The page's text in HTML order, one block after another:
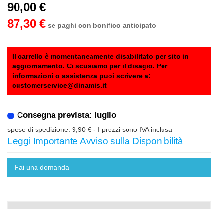
90,00 €
87,30 € se paghi con bonifico anticipato
Il carrello è momentaneamente disabilitato per sito in
aggiornamento. Ci scusiamo per il disagio. Per
informazioni o assistenza puoi scrivere a:
customerservice@dinamis.it
Consegna prevista: luglio
spese di spedizione: 9,90 € - I prezzi sono IVA inclusa
Leggi Importante Avviso sulla Disponibilità
Fai una domanda